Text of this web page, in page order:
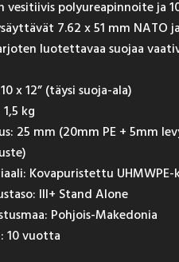
ve­si­tii­vis po­lyu­rea­pin­noi­te ja
7.62 x 51 mm NA­TO
luo­tet­ta­vaa suo­jaa
x 12” (täysi suoja-ala)
kg
25 mm (20mm PE + 5mm
Kovapuristettu
III+ Stand Alone
Pohjois-Makedonia
10 vuotta